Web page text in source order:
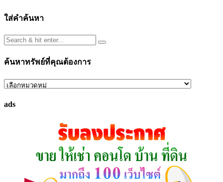
ใส่คำค้นหา
ค้นหาทรัพย์ที่คุณต้องการ
ค้นหา
ที่
ads